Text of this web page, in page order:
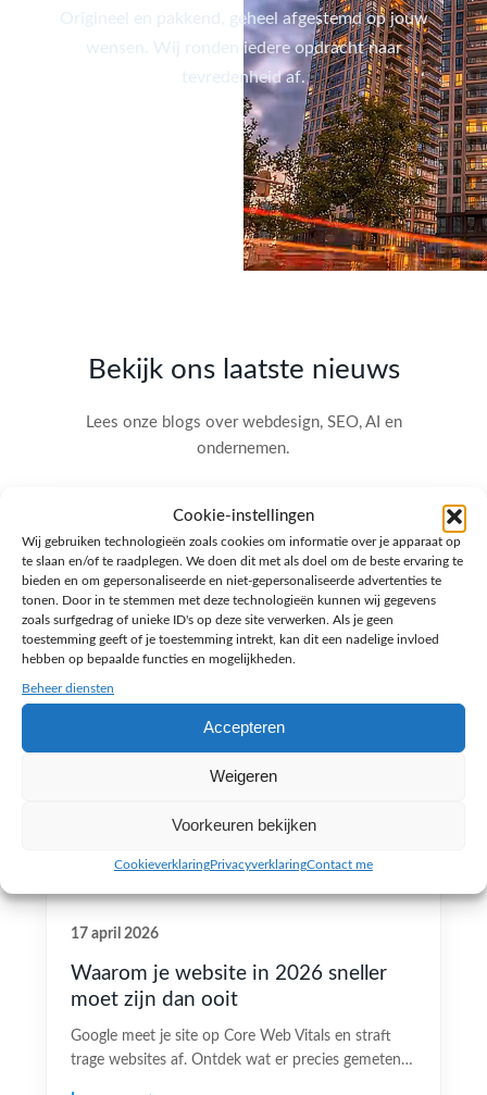
Cookie-instellingen
Wij gebruiken technologieën zoals cookies om informatie over je apparaat op
te slaan en/of te raadplegen. We doen dit met als doel om de beste ervaring te
bieden en om gepersonaliseerde en niet-gepersonaliseerde advertenties te
tonen. Door in te stemmen met deze technologieën kunnen wij gegevens
zoals surfgedrag of unieke ID's op deze site verwerken. Als je geen
toestemming geeft of je toestemming intrekt, kan dit een nadelige invloed
hebben op bepaalde functies en mogelijkheden.
Beheer diensten
Accepteren
Weigeren
Voorkeuren bekijken
CookieverklaringPrivacyverklaringContact me
Origineel en pakkend, geheel afgestemd op jouw
wensen. Wij ronden iedere opdracht naar
tevredenheid af.
Bekijk ons laatste nieuws
Lees onze blogs over webdesign, SEO, AI en
ondernemen.
17 april 2026
Waarom je website in 2026 sneller
moet zijn dan ooit
Google meet je site op Core Web Vitals en straft
trage websites af. Ontdek wat er precies gemeten…